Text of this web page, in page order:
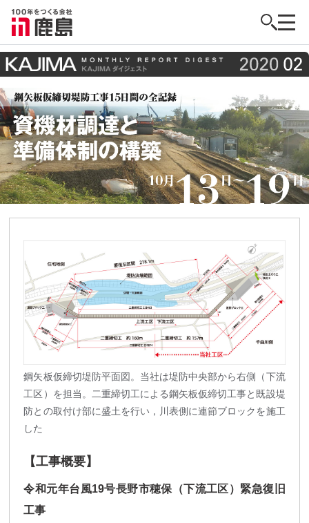
鋼矢板仮締切堤防平面図。当社は堤防中央部から右側（下流
工区）を担当。二重締切工による鋼矢板仮締切工事と既設堤
防との取付け部に盛土を行い，川表側に連節ブロックを施工
した
【工事概要】
令和元年台風19号長野市穂保（下流工区）緊急復旧
工事